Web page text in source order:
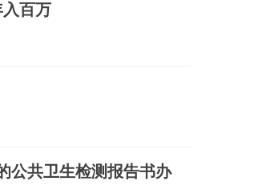
百万
公共卫生检测报告书办